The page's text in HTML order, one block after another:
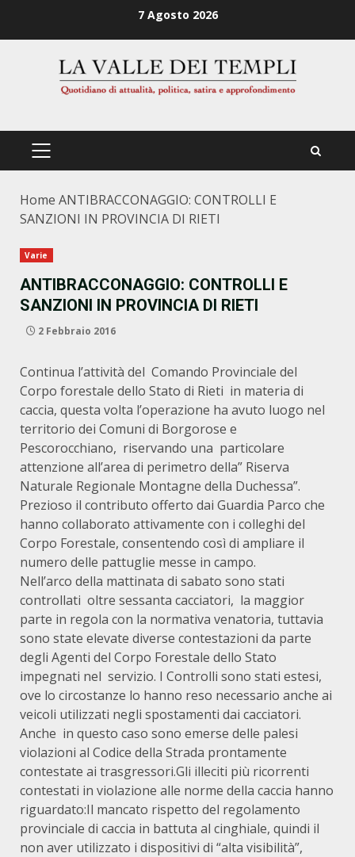
7 Agosto 2026
PRIMÄRES
Home ANTIBRACCONAGGIO: CONTROLLI E
SANZIONI IN PROVINCIA DI RIETI
Varie
ANTIBRACCONAGGIO: CONTROLLI E
SANZIONI IN PROVINCIA DI RIETI
2 Febbraio 2016
Continua l’attività del Comando Provinciale del
Corpo forestale dello Stato di Rieti in materia di
caccia, questa volta l’operazione ha avuto luogo nel
territorio dei Comuni di Borgorose e
Pescorocchiano, riservando una particolare
attenzione all’area di perimetro della” Riserva
Naturale Regionale Montagne della Duchessa”.
Prezioso il contributo offerto dai Guardia Parco che
hanno collaborato attivamente con i colleghi del
Corpo Forestale, consentendo così di ampliare il
numero delle pattuglie messe in campo.
Nell’arco della mattinata di sabato sono stati
controllati oltre sessanta cacciatori, la maggior
parte in regola con la normativa venatoria, tuttavia
sono state elevate diverse contestazioni da parte
degli Agenti del Corpo Forestale dello Stato
impegnati nel servizio. I Controlli sono stati estesi,
ove lo circostanze lo hanno reso necessario anche ai
veicoli utilizzati negli spostamenti dai cacciatori.
Anche in questo caso sono emerse delle palesi
violazioni al Codice della Strada prontamente
contestate ai trasgressori.Gli illeciti più ricorrenti
contestati in violazione alle norme della caccia hanno
riguardato:Il mancato rispetto del regolamento
provinciale di caccia in battuta al cinghiale, quindi il
non aver utilizzato i dispositivi di “alta visibilità”,